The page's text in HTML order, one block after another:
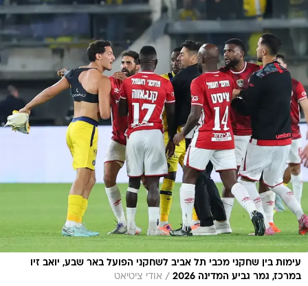
עימות בין שחקני מכבי תל אביב לשחקני הפועל באר שבע, יואב זיו
במרכז, גמר גביע המדינה 2026
/ אודי ציטיאט